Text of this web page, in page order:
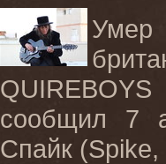
Умер
QUIREBOYS
сообщил
7
Спайк (Spike,